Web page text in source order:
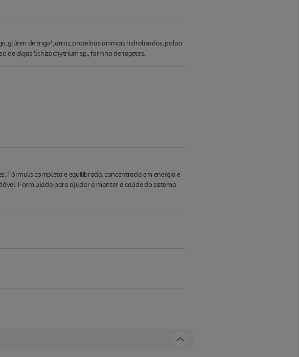
glúten de trigo*, arroz, proteínas animais hidrolisadas, polpa
de algas Schizochytrium sp., farinha de tagetes.
Fórmula completa e equilibrada, concentrada em energia e
Form ulado para ajudar a manter a saúde do sistema